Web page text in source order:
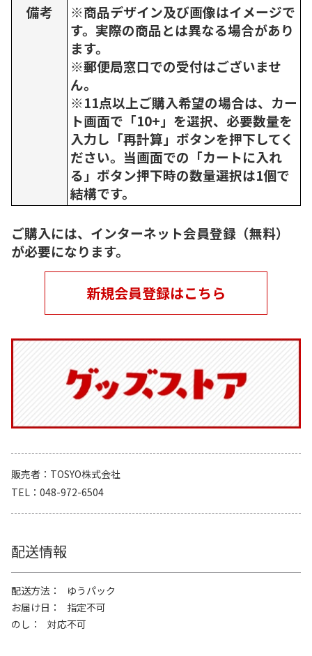
備考
※商品デザイン及び画像はイメージで
す。実際の商品とは異なる場合があり
ます。
※郵便局窓口での受付はございませ
ん。
※11点以上ご購入希望の場合は、カー
ト画面で「10+」を選択、必要数量を
入力し「再計算」ボタンを押下してく
ださい。当画面での「カートに入れ
る」ボタン押下時の数量選択は1個で
結構です。
ご購入には、インターネット会員登録（無料）
が必要になります。
新規会員登録はこちら
販売者
TOSYO株式会社
TEL
048-972-6504
配送情報
配送方法
ゆうパック
お届け日
指定不可
のし
対応不可